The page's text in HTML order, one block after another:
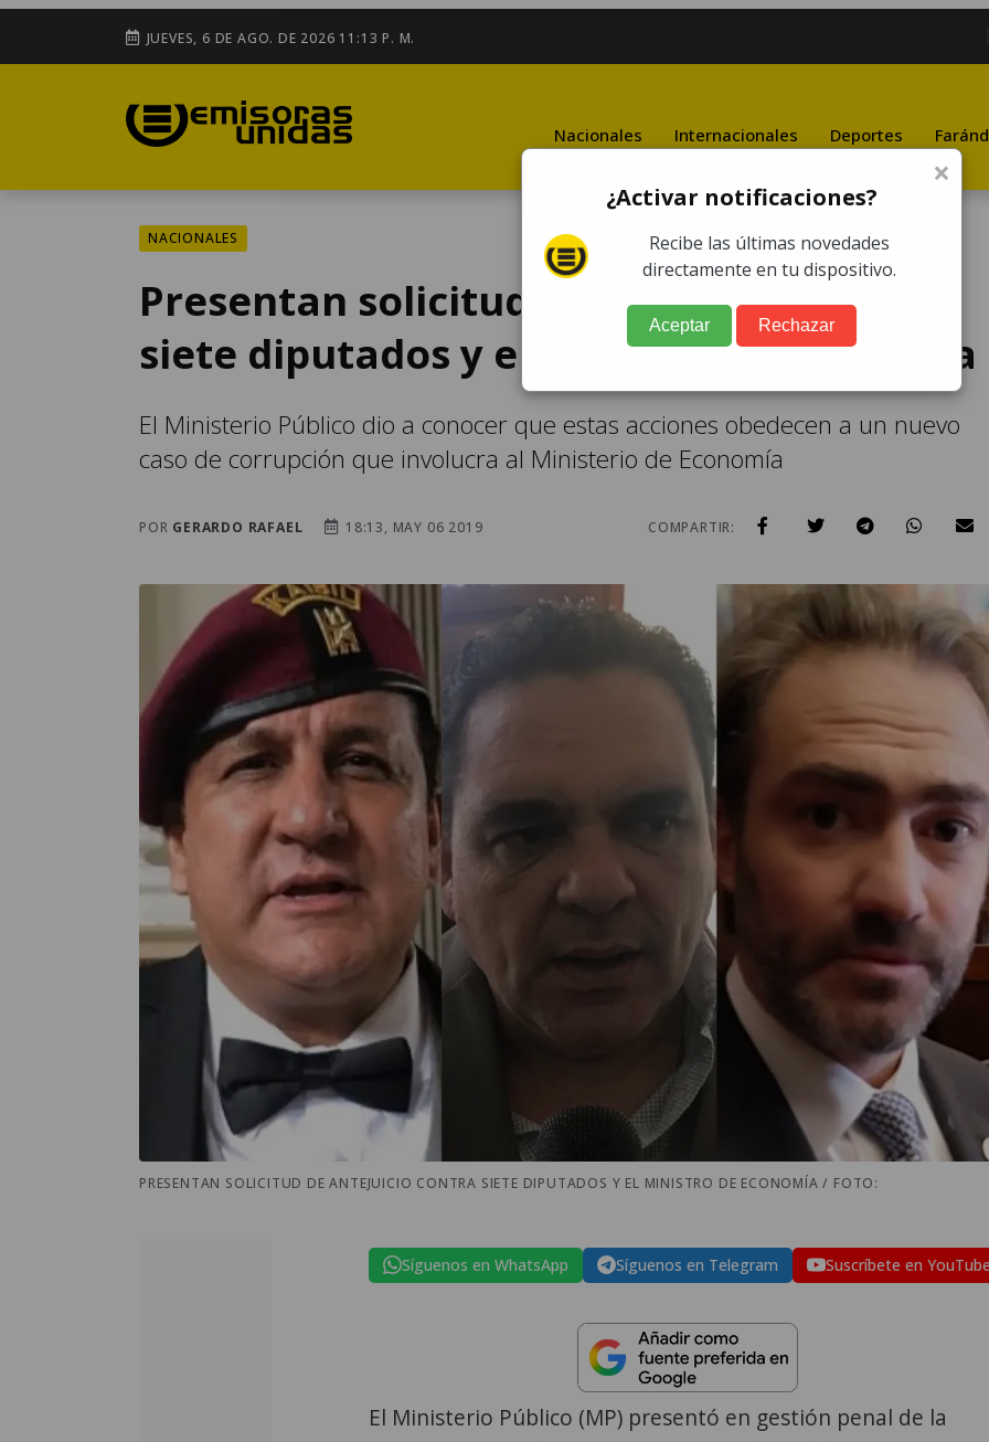
JUEVES, 6 DE AGO. DE 2026 11:13 P. M.
Nacionales Internacionales Deportes
NACIONALES
Presentan solicitud de antejuicio contra
siete diputados y el Ministro de Economía
El Ministerio Público dio a conocer que estas acciones obedecen a un nuevo
caso de corrupción que involucra al Ministerio de Economía
POR GERARDO RAFAEL 18:13, MAY 06 2019 COMPARTIR:
PRESENTAN SOLICITUD DE ANTEJUICIO CONTRA SIETE DIPUTADOS Y EL MINISTRO DE ECONOMÍA / FOTO:
Síguenos en WhatsApp Síguenos en Telegram Suscríbete en
El Ministerio Público (MP) presentó en gestión penal de la
×
¿Activar notificaciones?
Recibe las últimas novedades
directamente en tu dispositivo.
Aceptar Rechazar